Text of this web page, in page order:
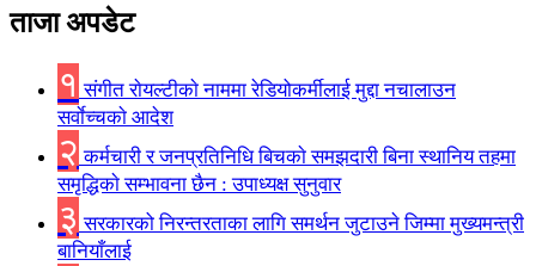
ताजा अपडेट
१ संगीत राेयल्टीकाे नाममा रेडियोकर्मीलाई मुद्दा नचालाउन
सर्वाेच्चकाे आदेश
२ कर्मचारी र जनप्रतिनिधि बिचकाे समझदारी बिना स्थानिय तहमा
समृद्धिकाे सम्भावना छैन : उपाध्यक्ष सुनुवार
३ सरकारको निरन्तरताका लागि समर्थन जुटाउने जिम्मा मुख्यमन्त्री
बानियाँलाई